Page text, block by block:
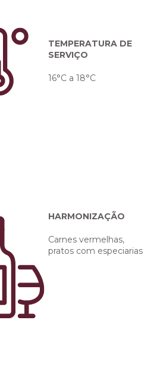
TEMPERATURA DE
SERVIÇO
16°C a 18°C
HARMONIZAÇÃO
Carnes vermelhas,
pratos com especiarias